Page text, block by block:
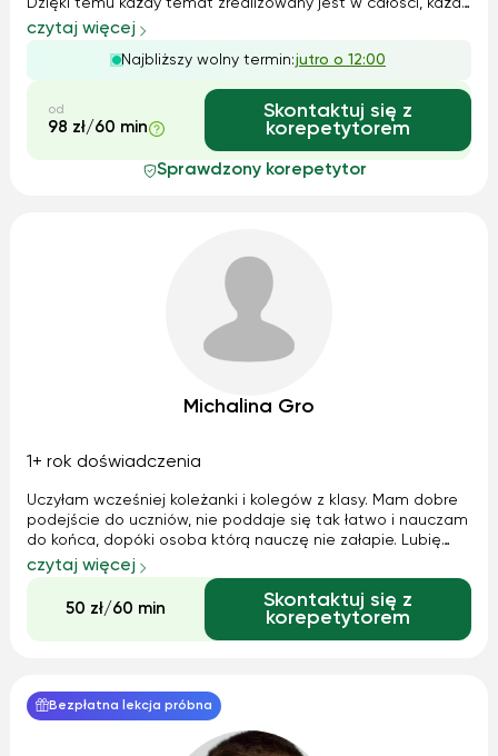
Dzięki temu każdy temat zrealizowany jest w całości, każde
zadanie jest zrobione bardzo dokładnie.
czytaj więcej
Najbliższy wolny termin:jutro o 12:00
od
98 zł/60 min
Skontaktuj się z
korepetytorem
Sprawdzony korepetytor
Michalina Gro
1+ rok doświadczenia
Uczyłam wcześniej koleżanki i kolegów z klasy. Mam dobre
podejście do uczniów, nie poddaje się tak łatwo i nauczam
do końca, dopóki osoba którą nauczę nie załapie. Lubię
pokazywać wiele sposobów, metod i przykładów aby
temat, który dotąd był czarną magią stał się zrozumiały.
Kiedy ktoś zaczyna dzięk...
czytaj więcej
50 zł/60 min
Skontaktuj się z
korepetytorem
Bezpłatna lekcja próbna